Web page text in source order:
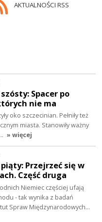
AKTUALNOŚCI RSS
Spacer po
nie ma
oko szczecinian. Pełniły też
miasta. Stanowiły ważny
» więcej
Przejrzeć się w
Część druga
Niemiec częściej ufają
- tak wynika z badań
Spraw Międzynarodowych…